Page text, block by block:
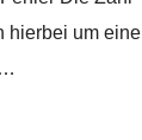
hierbei um eine